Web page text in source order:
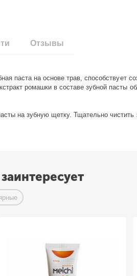
Отзывы
паста на основе трав, способствует
ромашки в составе зубной
на зубную щетку. Тщательно